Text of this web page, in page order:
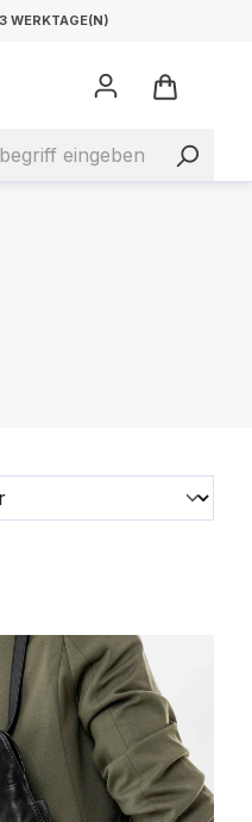
WERKTAGE(N)